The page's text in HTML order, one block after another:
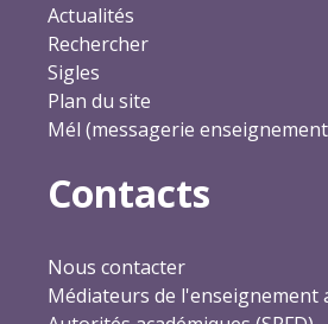
Actualités
Rechercher
Sigles
Plan du site
Mél (messagerie
Contacts
Nous contacter
Médiateurs de l'enseignement